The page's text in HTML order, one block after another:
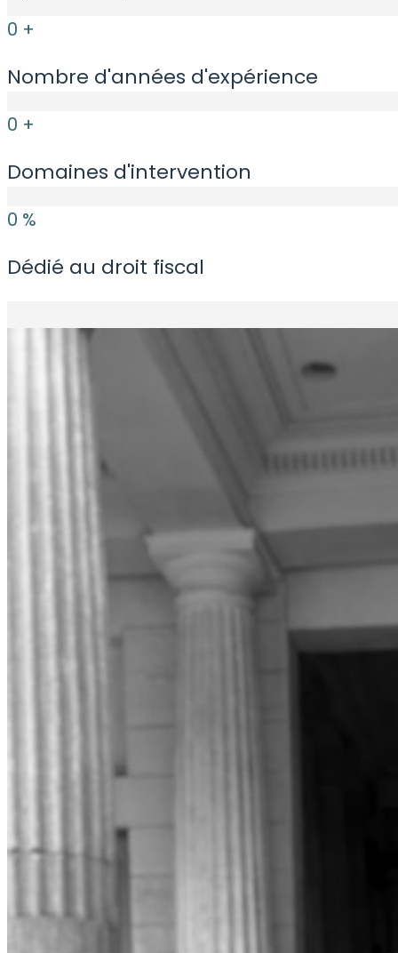
0 +
Nombre d'années d'expérience
0 +
Domaines d'intervention
0 %
Dédié au droit fiscal